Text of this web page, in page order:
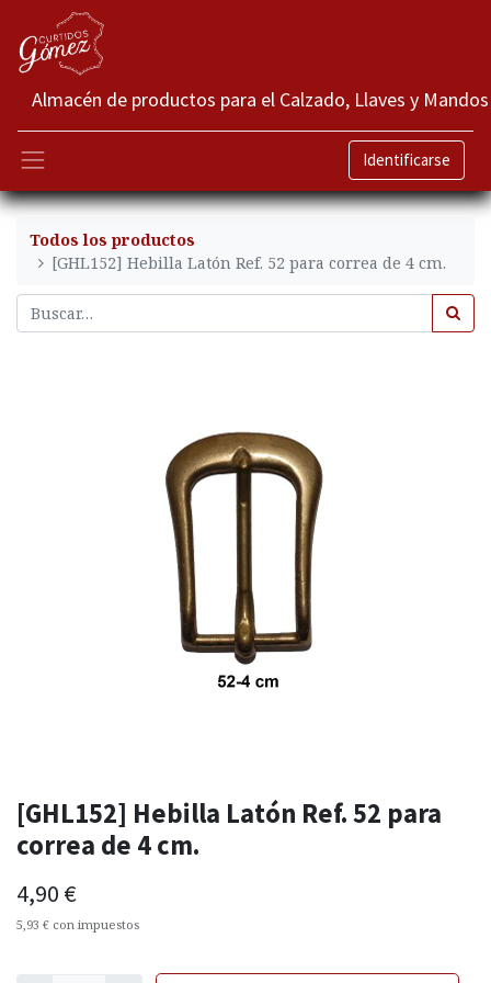
Almacén de productos para el Calzado, Llaves y Mandos
Identificarse
Todos los productos
[GHL152] Hebilla Latón Ref. 52 para correa de 4 cm.
[GHL152] Hebilla Latón Ref. 52 para
correa de 4 cm.
4,90 €
5,93 € con impuestos